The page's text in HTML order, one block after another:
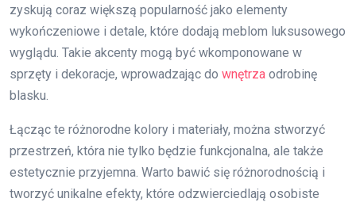
zyskują coraz większą popularność jako elementy
wykończeniowe i detale, które dodają meblom luksusowego
wyglądu. Takie akcenty mogą być wkomponowane w
sprzęty i dekoracje, wprowadzając do wnętrza odrobinę
blasku.
Łącząc te różnorodne kolory i materiały, można stworzyć
przestrzeń, która nie tylko będzie funkcjonalna, ale także
estetycznie przyjemna. Warto bawić się różnorodnością i
tworzyć unikalne efekty, które odzwierciedlają osobiste